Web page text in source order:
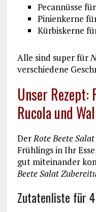
Pecannüsse
Pinienkerne
Kürbiskerne
Alle sind super für
verschiedene
Unser Rezept:
Rucola und
DerRote Beete
Frühlings in Ihr
gut miteinander
Beete Salat
Zutatenliste für